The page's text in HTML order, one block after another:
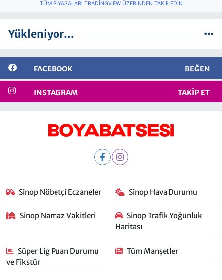
TÜM PIYASALARI TRADINGVIEW ÜZERINDEN TAKIP EDIN
Yükleniyor...
FACEBOOK BEĞEN
INSTAGRAM TAKIP ET
Sinop Nöbetçi Eczaneler Sinop Hava Durumu
Sinop Namaz Vakitleri
Sinop Trafik Yoğunluk
Haritası
Süper Lig Puan Durumu
ve Fikstür
Tüm Manşetler